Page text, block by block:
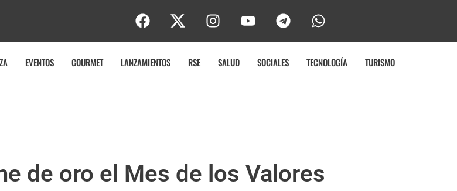
EVENTOS GOURMET LANZAMIENTOS RSE SALUD SOCIALES TECNOLOGÍA TURISMO
de oro el Mes de los Valores